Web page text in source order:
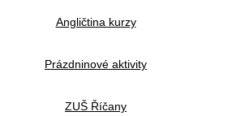
Angličtina kurzy
Prázdninové aktivity
ZUŠ Říčany